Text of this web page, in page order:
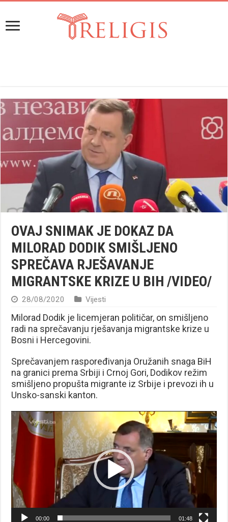
OVAJ SNIMAK JE DOKAZ DA
MILORAD DODIK SMIŠLJENO
SPREČAVA RJEŠAVANJE
MIGRANTSKE KRIZE U BIH /VIDEO/
28/08/2020 Vijesti
Milorad Dodik je licemjeran političar, on smišljeno
radi na sprečavanju rješavanja migrantske krize u
Bosni i Hercegovini.
Sprečavanjem raspoređivanja Oružanih snaga BiH
na granici prema Srbiji i Crnoj Gori, Dodikov režim
smišljeno propušta migrante iz Srbije i prevozi ih u
Unsko-sanski kanton.
Reproduktor
videozapisa
00:00 01:48